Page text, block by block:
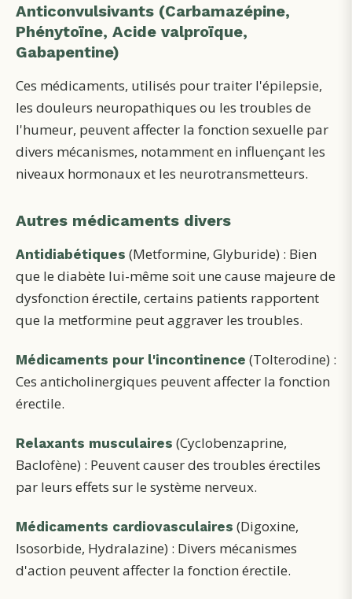
Anticonvulsivants (Carbamazépine,
Phénytoïne, Acide valproïque,
Gabapentine)
Ces médicaments, utilisés pour traiter l'épilepsie,
les douleurs neuropathiques ou les troubles de
l'humeur, peuvent affecter la fonction sexuelle par
divers mécanismes, notamment en influençant les
niveaux hormonaux et les neurotransmetteurs.
Autres médicaments divers
Antidiabétiques (Metformine, Glyburide) : Bien
que le diabète lui-même soit une cause majeure de
dysfonction érectile, certains patients rapportent
que la metformine peut aggraver les troubles.
Médicaments pour l'incontinence (Tolterodine) :
Ces anticholinergiques peuvent affecter la fonction
érectile.
Relaxants musculaires (Cyclobenzaprine,
Baclofène) : Peuvent causer des troubles érectiles
par leurs effets sur le système nerveux.
Médicaments cardiovasculaires (Digoxine,
Isosorbide, Hydralazine) : Divers mécanismes
d'action peuvent affecter la fonction érectile.